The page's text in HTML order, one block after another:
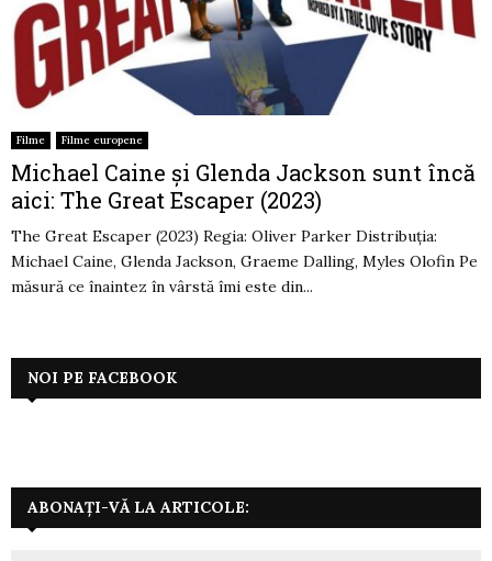
Filme Filme europene
Michael Caine și Glenda Jackson sunt încă
aici: The Great Escaper (2023)
The Great Escaper (2023) Regia: Oliver Parker Distribuția:
Michael Caine, Glenda Jackson, Graeme Dalling, Myles Olofin Pe
măsură ce înaintez în vârstă îmi este din...
NOI PE FACEBOOK
ABONAȚI-VĂ LA ARTICOLE: